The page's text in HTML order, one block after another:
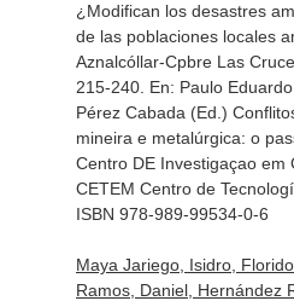
¿Modifican los desastres
de las poblaciones locales
Aznalcóllar-Cpbre Las
215-240. En: Paulo
Pérez Cabada (Ed.)
mineira e metalúrgica: o
Centro DE Investigaçao em
CETEM Centro de
ISBN 978-989-99534-0-6
Maya Jariego, Isidro,
Ramos, Daniel, Hernández